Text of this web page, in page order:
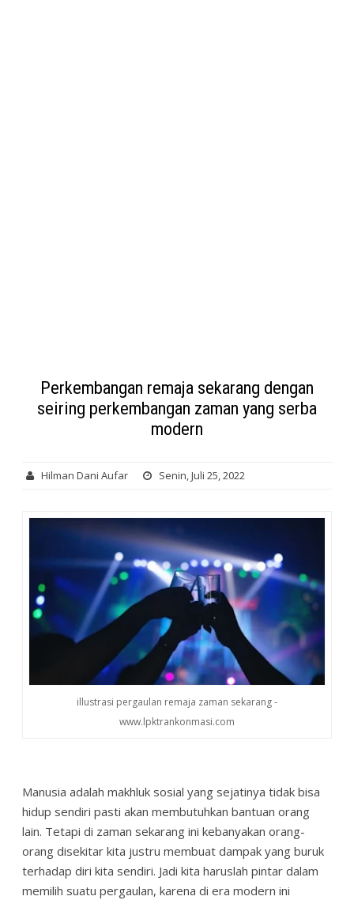
Perkembangan remaja sekarang dengan
seiring perkembangan zaman yang serba
modern
Hilman Dani Aufar Senin, Juli 25, 2022
illustrasi pergaulan remaja zaman sekarang -
www.lpktrankonmasi.com
Manusia adalah makhluk sosial yang sejatinya tidak bisa
hidup sendiri pasti akan membutuhkan bantuan orang
lain. Tetapi di zaman sekarang ini kebanyakan orang-
orang disekitar kita justru membuat dampak yang buruk
terhadap diri kita sendiri. Jadi kita haruslah pintar dalam
memilih suatu pergaulan, karena di era modern ini